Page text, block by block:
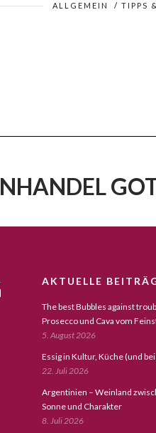
ALLGEMEIN / TIPPS
AKTUELLE
The best Bubbles against
Prosecco und Cava vom
5. August 2026
Essig in Kultur, Küche (und
22. Juli 2026
Argentinien – Weinland
Sonne und Charakter
8. Juli 2026